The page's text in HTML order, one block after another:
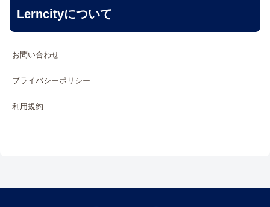
Lerncityについて
お問い合わせ
プライバシーポリシー
利用規約